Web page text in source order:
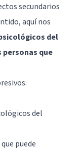
secundarios
aquí nos
del
personas que
del
puede